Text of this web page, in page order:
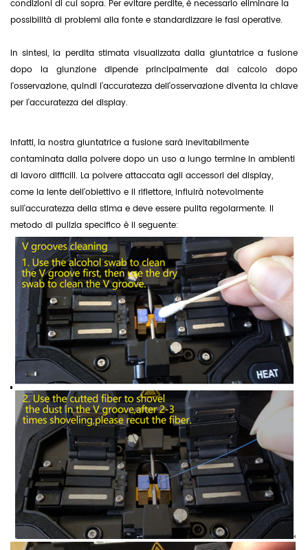
condizioni di cui sopra. Per evitare perdite, è necessario eliminare la
possibilità di problemi alla fonte e standardizzare le fasi operative.
In sintesi, la perdita stimata visualizzata dalla giuntatrice a fusione
dopo la giunzione dipende principalmente dal calcolo dopo
l'osservazione, quindi l'accuratezza dell'osservazione diventa la chiave
per l'accuratezza del display.
Infatti, la nostra giuntatrice a fusione sarà inevitabilmente
contaminata dalla polvere dopo un uso a lungo termine in ambienti
di lavoro difficili. La polvere attaccata agli accessori del display,
come la lente dell'obiettivo e il riflettore, influirà notevolmente
sull'accuratezza della stima e deve essere pulita regolarmente. Il
metodo di pulizia specifico è il seguente: